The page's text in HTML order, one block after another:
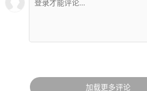
加载更多评论